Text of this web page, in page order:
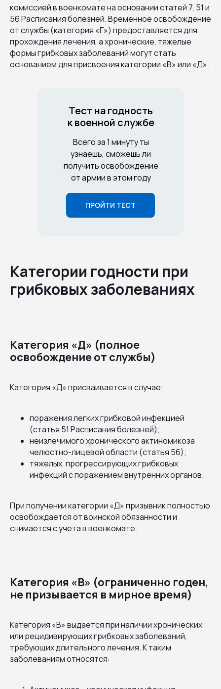
комиссией в военкомате на основании статей 7, 51 и
56 Расписания болезней. Временное освобождение
от службы (категория «Г») предоставляется для
прохождения лечения, а хронические, тяжелые
формы грибковых заболеваний могут стать
основанием для присвоения категории «В» или «Д».
ПРОЙТИ ТЕСТ
Тест на годность
к военной службе
Всего за 1 минуту ты
узнаешь, сможешь ли
получить освобождение
от армии в этом году
Категории годности при
грибковых заболеваниях
Категория «Д» (полное
освобождение от службы)
Категория «Д» присваивается в случае:
поражения легких грибковой инфекцией
(статья 51 Расписания болезней);
неизлечимого хронического актиномикоза
челюстно-лицевой области (статья 56);
тяжелых, прогрессирующих грибковых
инфекций с поражением внутренних органов.
При получении категории «Д» призывник полностью
освобождается от воинской обязанности и
снимается с учета в военкомате.
Категория «В» (ограниченно годен,
не призывается в мирное время)
Категория «В» выдается при наличии хронических
или рецидивирующих грибковых заболеваний,
требующих длительного лечения. К таким
заболеваниям относятся: